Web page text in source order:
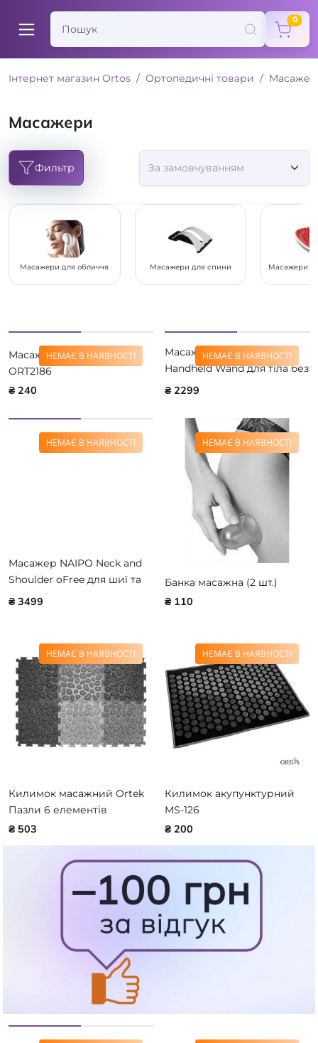
0
Інтернет магазин Ortos Ортопедичні товари
Масажери
Фильтр
Масажери для обличчя Масажери для спини Масажери
НЕМАЄ В НАЯВНОСТІ
Масажер "Фараон Л"
ORT2186
₴ 240
НЕМАЄ В НАЯВНОСТІ
Масажер ручний NAIPO
Handheld Wand для тіла без
підігріву MGPC-806P
₴ 2299
НЕМАЄ В НАЯВНОСТІ
Масажер NAIPO Neck and
Shoulder oFree для шиї та
плечей з підігрівом і
₴ 3499
НЕМАЄ В НАЯВНОСТІ
Банка масажна (2 шт.)
₴ 110
НЕМАЄ В НАЯВНОСТІ
Килимок масажний Ortek
Пазли 6 елементів
₴ 503
НЕМАЄ В НАЯВНОСТІ
Килимок акупунктурний
MS-126
₴ 200